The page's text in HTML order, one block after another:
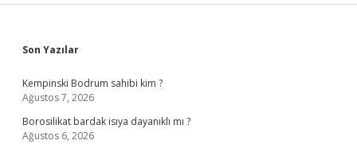
Sidebar
Son Yazılar
Kempinski Bodrum sahibi kim ?
Ağustos 7, 2026
Borosilikat bardak isıya dayanıklı mı ?
Ağustos 6, 2026